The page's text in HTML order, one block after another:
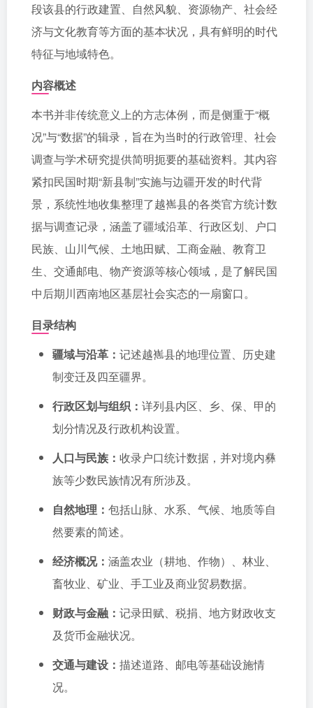
段该县的行政建置、自然风貌、资源物产、社会经
济与文化教育等方面的基本状况，具有鲜明的时代
特征与地域特色。
内容概述
本书并非传统意义上的方志体例，而是侧重于“概
况”与“数据”的辑录，旨在为当时的行政管理、社会
调查与学术研究提供简明扼要的基础资料。其内容
紧扣民国时期“新县制”实施与边疆开发的时代背
景，系统性地收集整理了越嶲县的各类官方统计数
据与调查记录，涵盖了疆域沿革、行政区划、户口
民族、山川气候、土地田赋、工商金融、教育卫
生、交通邮电、物产资源等核心领域，是了解民国
中后期川西南地区基层社会实态的一扇窗口。
目录结构
疆域与沿革： 记述越嶲县的地理位置、历史建
制变迁及四至疆界。
行政区划与组织： 详列县内区、乡、保、甲的
划分情况及行政机构设置。
人口与民族： 收录户口统计数据，并对境内彝
族等少数民族情况有所涉及。
自然地理： 包括山脉、水系、气候、地质等自
然要素的简述。
经济概况： 涵盖农业（耕地、作物）、林业、
畜牧业、矿业、手工业及商业贸易数据。
财政与金融： 记录田赋、税捐、地方财政收支
及货币金融状况。
交通与建设： 描述道路、邮电等基础设施情
况。